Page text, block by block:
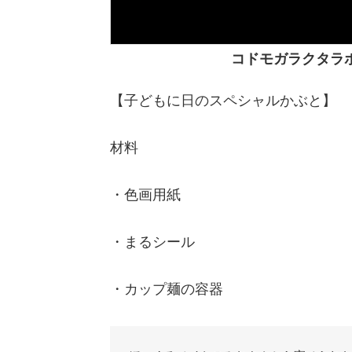
コドモガラクタラ
【子どもに日のスペシャルかぶと】
材料
・色画用紙
・まるシール
・カップ麺の容器